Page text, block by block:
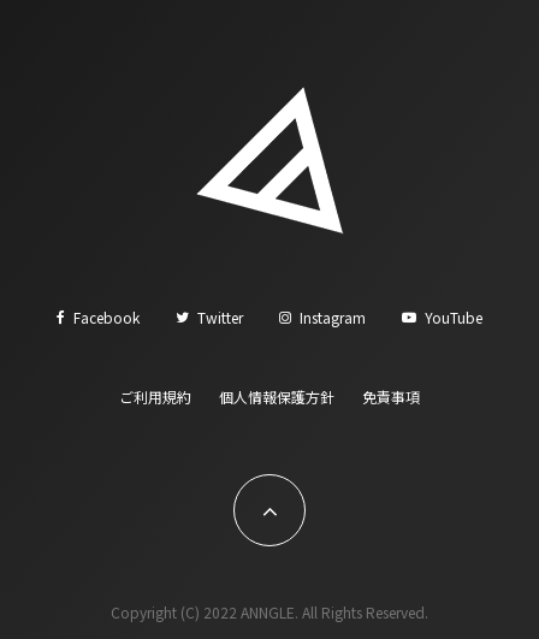
Facebook Twitter Instagram YouTube
ご利用規約 個人情報保護方針 免責事項
Copyright (C) 2022 ANNGLE. All Rights Reserved.